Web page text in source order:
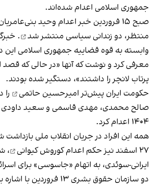
جمهوری اسلامی اعدام شده‌اند.
صبح ۱۵ فروردین خبر اعدام وحید
منتظر، دو زندانی سیاسی منتشر شد
.
وابسته به قوه قضاییه جمهوری اسلامی این
معرفی کرد و نوشت که آنها «در حالی‌ که قصد
پرتاب لانچر را داشتند»، دستگیر شده بودند.
حکومت ایران پیش‌تر امیرحسین حاتمی
را در ۱۳
صالح محمدی، مهدی قاسمی و سعيد داودی
۱۴۰۴ اعدام کرد.
همه این افراد در جریان انقلاب ملی بازداشت
۲۷ اسفند نیز حکم اعدام
کوروش کیوانی
،
ایرانی-سوئدی، به اتهام «جاسوسی» برای
دو سازمان حقوق بشری ۱۳